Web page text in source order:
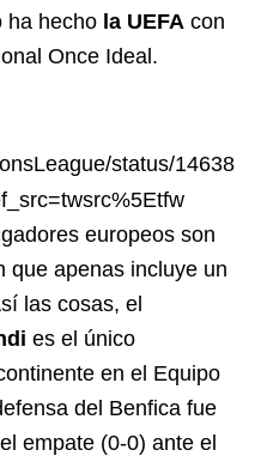
ha hecho la UEFA con
Once Ideal.
status/14638
europeos son
que apenas incluye un
las cosas, el
es el único
en el Equipo
del Benfica fue
empate (0-0) ante el